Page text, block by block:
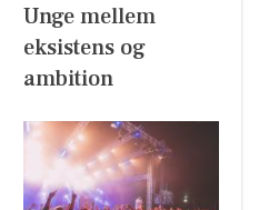
Unge mellem
eksistens og
ambition